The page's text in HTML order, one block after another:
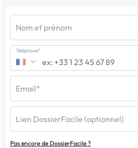
Nom et prénom
Téléphone*
Email*
Lien DossierFacile (optionnel)
Pas encore de DossierFacile ?